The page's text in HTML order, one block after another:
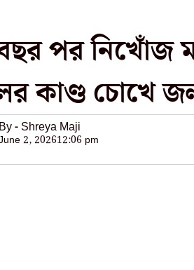
পর নিখোঁজ
কাণ্ড চোখে
By - Shreya Maji
2, 202612:06 pm